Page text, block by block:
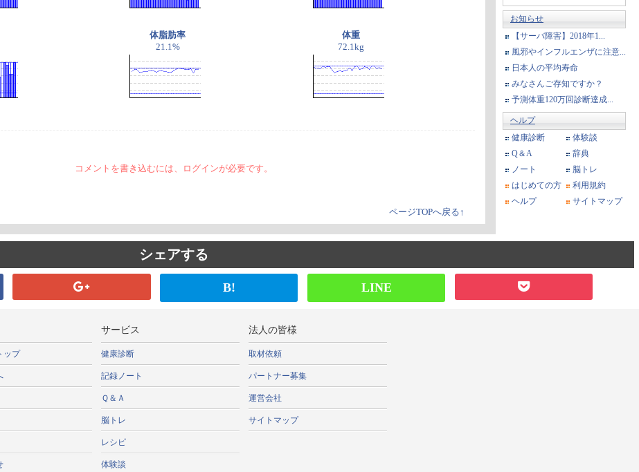
体脂肪率
21.1%
体重
72.1kg
コメントを書き込むには、ログインが必要です。
ページTOPへ戻る↑
お知らせ
【サーバ障害】2018年1...
風邪やインフルエンザに注意...
日本人の平均寿命
みなさんご存知ですか？
予測体重120万回診断達成...
ヘルプ
健康診断
体験談
Q＆A
辞典
ノート
脳トレ
はじめての方
利用規約
ヘルプ
サイトマップ
シェアする
B! LINE
ップ
サービス
健康診断
記録ノート
Ｑ＆Ａ
脳トレ
レシピ
体験談
法人の皆様
取材依頼
パートナー募集
運営会社
サイトマップ